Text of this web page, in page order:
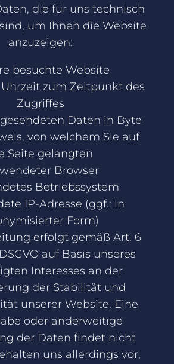
die für uns technisch
um Ihnen die Website
anzuzeigen:
besuchte Website
zum Zeitpunkt des
Zugriffes
Daten in Byte
von welchem Sie auf
Seite gelangten
Browser
Betriebssystem
IP-Adresse (ggf.: in
Form)
erfolgt gemäß Art. 6
auf Basis unseres
Interesses an der
der Stabilität und
unserer Website. Eine
oder anderweitige
der Daten findet nicht
uns allerdings vor,